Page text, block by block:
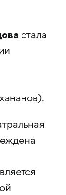
стала